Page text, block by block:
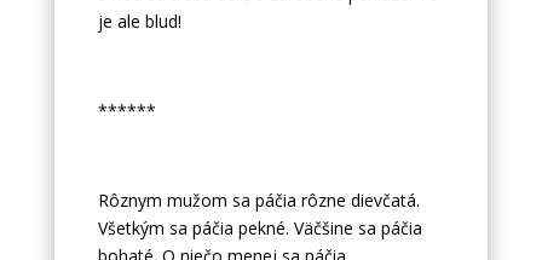
je ale blud!
******
Rôznym mužom sa páčia rôzne dievčatá.
Všetkým sa páčia pekné. Väčšine sa páčia